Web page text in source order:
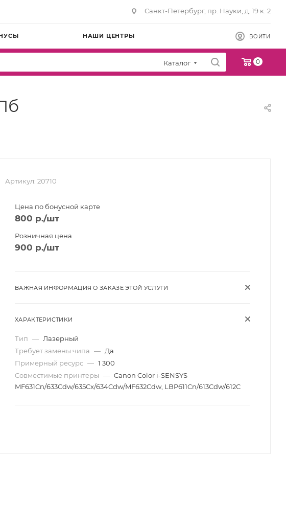
Санкт-Петербург, пр. Науки, д. 19 к. 2
НАШИ ЦЕНТРЫ ВОЙТИ
Каталог 0
Артикул: 20710
Цена по бонусной карте
800 р./шт
Розничная цена
900 р./шт
ВАЖНАЯ ИНФОРМАЦИЯ О ЗАКАЗЕ ЭТОЙ УСЛУГИ
ХАРАКТЕРИСТИКИ
Тип — Лазерный
Требует замены чипа — Да
Примерный ресурс — 1 300
Совместимые принтеры — Canon Color i-SENSYS
MF631Cn/633Cdw/635Cx/634Cdw/MF632Cdw, LBP611Cn/613Cdw/612C